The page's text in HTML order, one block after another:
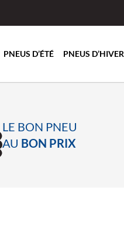
PNEUS D’ÉTÉ PNEUS D’HIVER
LE BON PNEU
AU BON PRIX